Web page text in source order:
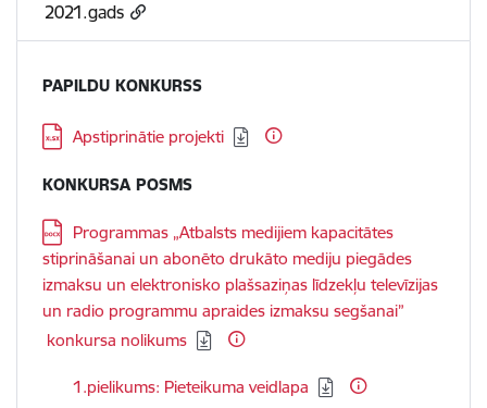
2021.gads
PAPILDU KONKURSS
Lejupielādēt:
Apstiprinātie projekti
KONKURSA POSMS
Lejupielādēt:
Programmas „Atbalsts medijiem kapacitātes
stiprināšanai un abonēto drukāto mediju piegādes
izmaksu un elektronisko plašsaziņas līdzekļu televīzijas
un radio programmu apraides izmaksu segšanai”
konkursa nolikums
Lejupielādēt:
1.pielikums: Pieteikuma veidlapa